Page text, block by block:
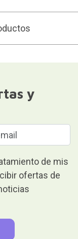
y
de mis
ofertas de